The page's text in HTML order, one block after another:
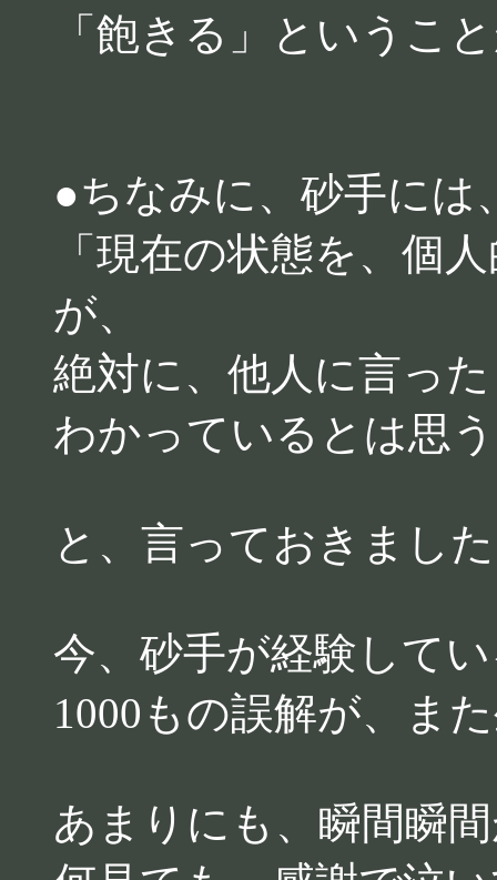
「飽きる」というこ
●ちなみに、砂手には
「現在の状態を、個
が、
絶対に、他人に言っ
わかっているとは思
と、言っておきまし
今、砂手が経験して
1000もの誤解が、ま
あまりにも、瞬間瞬